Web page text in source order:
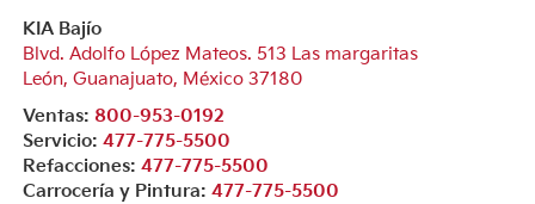
KIA Bajío
Blvd. Adolfo López Mateos. 513 Las margaritas
León, Guanajuato, México 37180
Ventas: 800-953-0192
Servicio: 477-775-5500
Refacciones: 477-775-5500
Carrocería y Pintura: 477-775-5500